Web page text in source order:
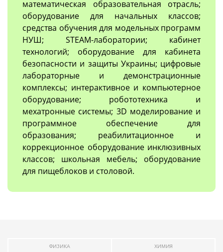
математическая образовательная отрасль;
оборудование для начальных классов;
средства обучения для модельных программ
НУШ; STEAM-лаборатории; кабинет
технологий; оборудование для кабинета
безопасности и защиты Украины; цифровые
лабораторные и демонстрационные
комплексы; интерактивное и компьютерное
оборудование; робототехника и
мехатронные системы; 3D моделирование и
программное обеспечение для
образования; реабилитационное и
коррекционное оборудование инклюзивных
классов; школьная мебель; оборудование
для пищеблоков и столовой.
ФИЗИКА ХИМИЯ